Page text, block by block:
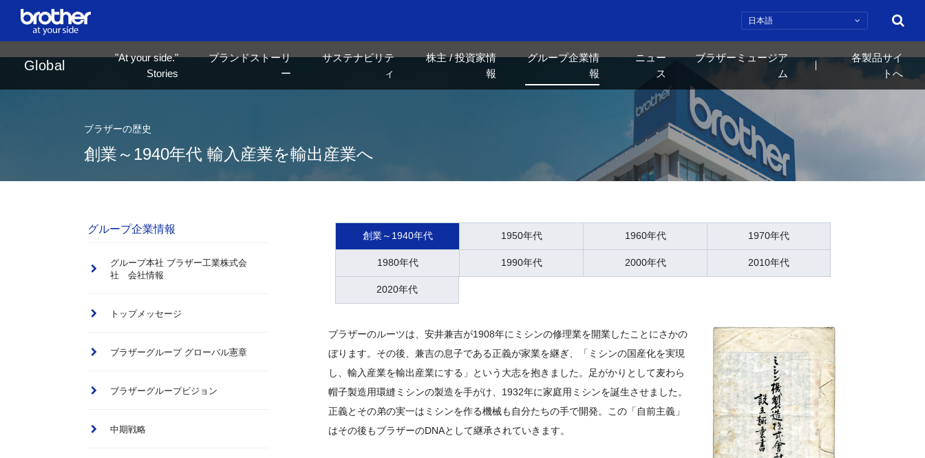
ja日本語
検索
Global
"At your side."
Stories
ブランドストーリ
ー
サステナビリテ
ィ
株主 / 投資家情
報
グループ企業情
報
ニュー
ス
ブラザーミュージア
ム
各製品サイ
トへ
ブラザーの歴史
創業～1940年代 輸入産業を輸出産業へ
グループ企業情報
グループ本社 ブラザー工業株式会
社 会社情報
トップメッセージ
ブラザーグループ グローバル憲章
ブラザーグループビジョン
中期戦略
創業～1940年代 1950年代 1960年代 1970年代
1980年代 1990年代 2000年代 2010年代
2020年代
ブラザーのルーツは、安井兼吉が1908年にミシンの修理業を開業したことにさかの
ぼります。その後、兼吉の息子である正義が家業を継ぎ、「ミシンの国産化を実現
し、輸入産業を輸出産業にする」という大志を抱きました。足がかりとして麦わら
帽子製造用環縫ミシンの製造を手がけ、1932年に家庭用ミシンを誕生させました。
正義とその弟の実一はミシンを作る機械も自分たちの手で開発。この「自前主義」
はその後もブラザーのDNAとして継承されていきます。